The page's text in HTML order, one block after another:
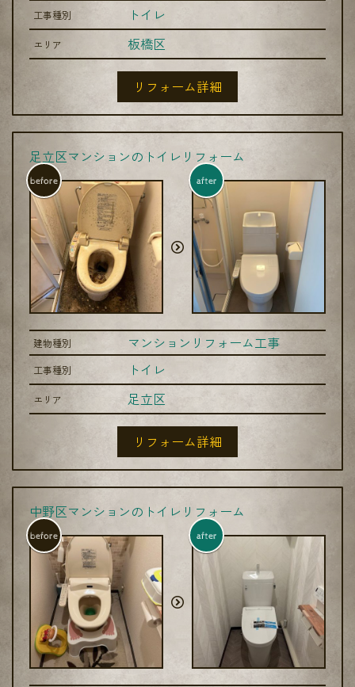
工事種別 トイレ
エリア 板橋区
リフォーム詳細
足立区マンションのトイレリフォーム
before after
建物種別 マンションリフォーム工事
工事種別 トイレ
エリア 足立区
リフォーム詳細
中野区マンションのトイレリフォーム
before after